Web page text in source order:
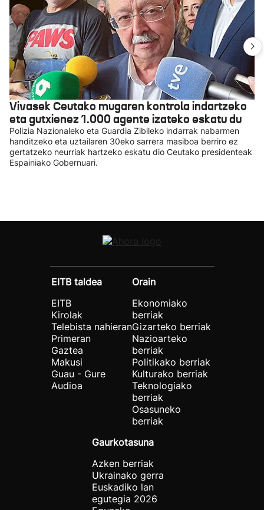
Vivasek Ceutako mugaren kontrola indartzeko
eta gutxienez 1.000 agente izateko eskatu du
Polizia Nazionaleko eta Guardia Zibileko indarrak nabarmen
handitzeko eta uztailaren 30eko sarrera masiboa berriro ez
gertatzeko neurriak hartzeko eskatu dio Ceutako presidenteak
Espainiako Gobernuari.
EITB taldea
EITB
Kirolak
Telebista nahieran
Primeran
Gaztea
Makusi
Guau - Gure
Audioa
Orain
Ekonomiako
berriak
Gizarteko berriak
Nazioarteko
berriak
Politikako berriak
Kulturako berriak
Teknologiako
berriak
Osasuneko
berriak
Gaurkotasuna
Azken berriak
Ukrainako gerra
Euskadiko lan
egutegia 2026